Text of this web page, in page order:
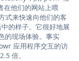
在他们的网站上喂
式来快速向他们的客
的样子。它很好地展
的现场体验。事实
应用程序交互的访
倍。